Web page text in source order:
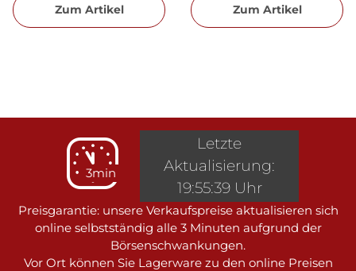
Zum Artikel Zum Artikel
3min
Preisgarantie: unsere Verkaufspreise aktualisieren sich
online selbstständig alle 3 Minuten aufgrund der
Börsenschwankungen.
Vor Ort können Sie Lagerware zu den online Preisen
Letzte
Aktualisierung:
19:55:39 Uhr